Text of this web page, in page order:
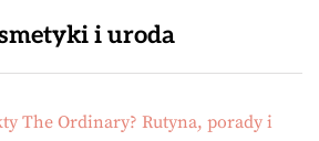
i uroda
The Ordinary? Rutyna, porady i